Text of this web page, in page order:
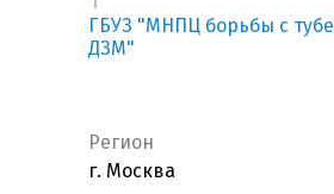
ГБУЗ "МНПЦ борьбы с
ДЗМ"
Регион
г. Москва